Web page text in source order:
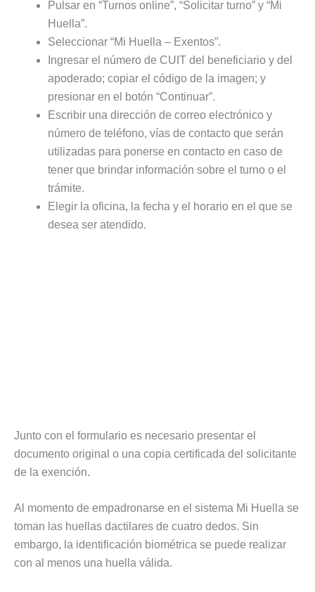
Pulsar en “Turnos online”, “Solicitar turno” y “Mi
Huella”.
Seleccionar “Mi Huella – Exentos”.
Ingresar el número de CUIT del beneficiario y del
apoderado; copiar el código de la imagen; y
presionar en el botón “Continuar”.
Escribir una dirección de correo electrónico y
número de teléfono, vías de contacto que serán
utilizadas para ponerse en contacto en caso de
tener que brindar información sobre el turno o el
trámite.
Elegir la oficina, la fecha y el horario en el que se
desea ser atendido.
Junto con el formulario es necesario presentar el
documento original o una copia certificada del solicitante
de la exención.
Al momento de empadronarse en el sistema Mi Huella se
toman las huellas dactilares de cuatro dedos. Sin
embargo, la identificación biométrica se puede realizar
con al menos una huella válida.